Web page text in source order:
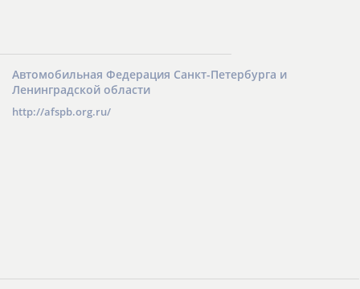
Автомобильная Федерация Санкт-Петербурга и
Ленинградской области
http://afspb.org.ru/